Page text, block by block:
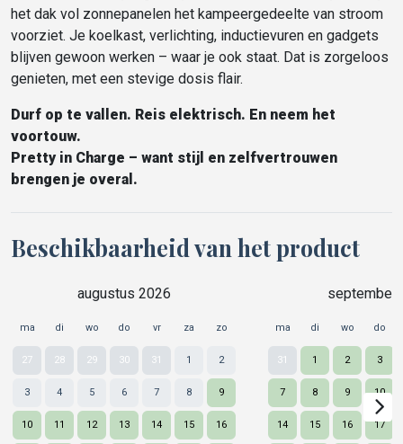
het dak vol zonnepanelen het kampeergedeelte van stroom
voorziet. Je koelkast, verlichting, inductievuren en gadgets
blijven gewoon werken – waar je ook staat. Dat is zorgeloos
genieten, met een stevige dosis flair.
Durf op te vallen. Reis elektrisch. En neem het
voortouw.
Pretty in Charge – want stijl en zelfvertrouwen
brengen je overal.
Beschikbaarheid van het product
augustus 2026
ma di wo do vr za zo
27 28 29 30 31 1 2
3 4 5 6 7 8 9
10 11 12 13 14 15 16
september
ma di wo do
31 1 2 3
7 8 9 10
14 15 16 17